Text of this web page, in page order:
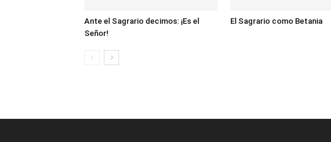
Ante el Sagrario decimos: ¡Es el
Señor!
El Sagrario como Betania